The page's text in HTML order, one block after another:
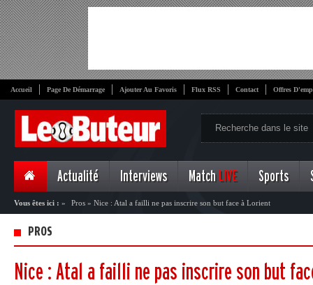
Accueil Page De Démarrage Ajouter Au Favoris Flux RSS Contact Offres
Actualité Interviews Match LIVE Sports
Vous êtes ici : » Pros » Nice : Atal a failli ne pas inscrire son but face à Lorient
PROS
Nice : Atal a failli ne pas inscrire son but